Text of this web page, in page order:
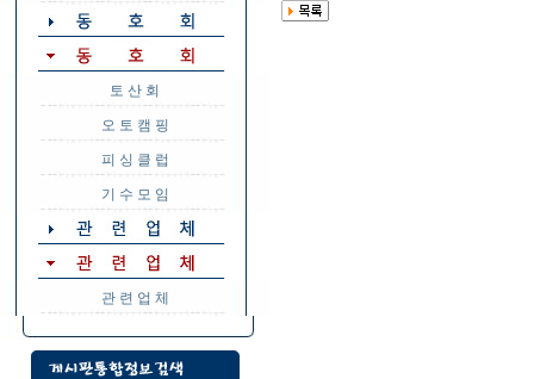
토 산 회
오 토 캠 핑
피 싱 클 럽
기 수 모 임
관 련 업 체